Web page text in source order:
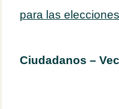
para las
Ciudadanos –